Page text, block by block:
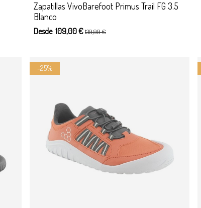
Zapatillas VivoBarefoot Primus Trail FG 3.5
Blanco
Desde 109,00 €139,99 €
-25%